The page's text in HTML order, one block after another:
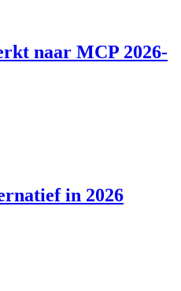
naar MCP 2026-
in 2026